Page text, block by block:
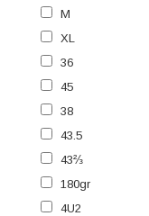
M
XL
36
45
38
43.5
43⅔
180gr
4U2